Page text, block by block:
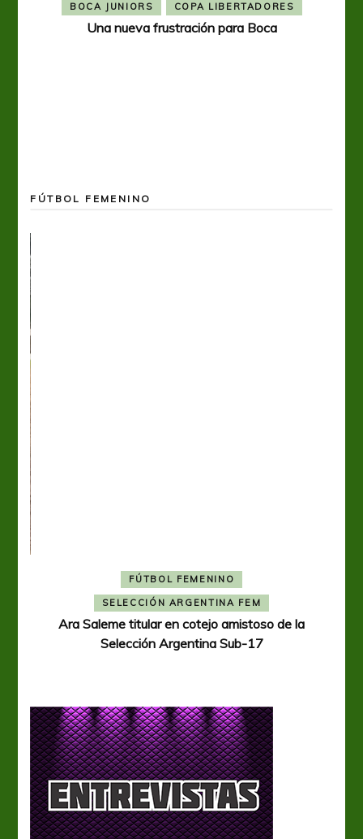
BOCA JUNIORS COPA LIBERTADORES
Una nueva frustración para Boca
FÚTBOL FEMENINO
FÚTBOL FEMENINO
SELECCIÓN ARGENTINA FEM
Ara Saleme titular en cotejo amistoso de la
Selección Argentina Sub-17